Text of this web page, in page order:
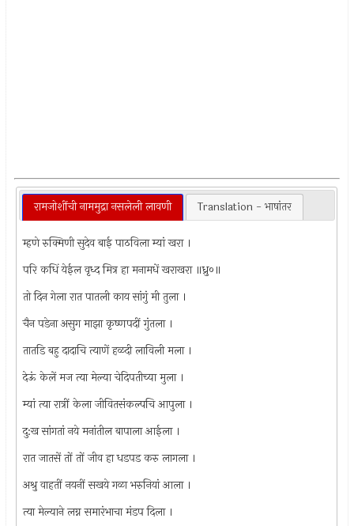
रामजोशींची नाममुद्रा नसलेली लावणी Translation - भाषांतर
म्हणे रुक्मिणी सुदेव बाई पाठविला म्यां खरा ।
परि कधिं येईल वृध्द मित्र हा मनामधें खराखरा ॥ध्रु०॥
तो दिन गेला रात पातली काय सांगुं मी तुला ।
चैन पडेना असुग माझा कृष्णपदीं गुंतला ।
तातडि बहु दादाचि त्याणें हळदी लाविली मला ।
देऊं केलें मज त्या मेल्या चेदिपतीच्या मुला ।
म्यां त्या रात्रीं केला जीवितसंकल्पचि आपुला ।
दु:ख सांगतां नये मनांतील बापाला आईला ।
रात जातसें तों तों जीव हा धडपड करु लागला ।
अश्रु वाहतीं नयनीं सखये गळा भरुनियां आला ।
त्या मेल्याने लग्न समारंभाचा मंडप दिला ।